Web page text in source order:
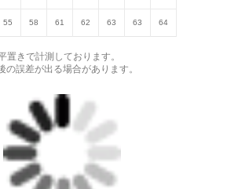
55 58 61 62 63 63 64
きで計測しております。
誤差が出る場合があります。